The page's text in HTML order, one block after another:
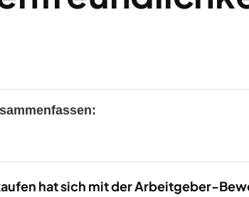
hat sich mit der Arbeitgeber-